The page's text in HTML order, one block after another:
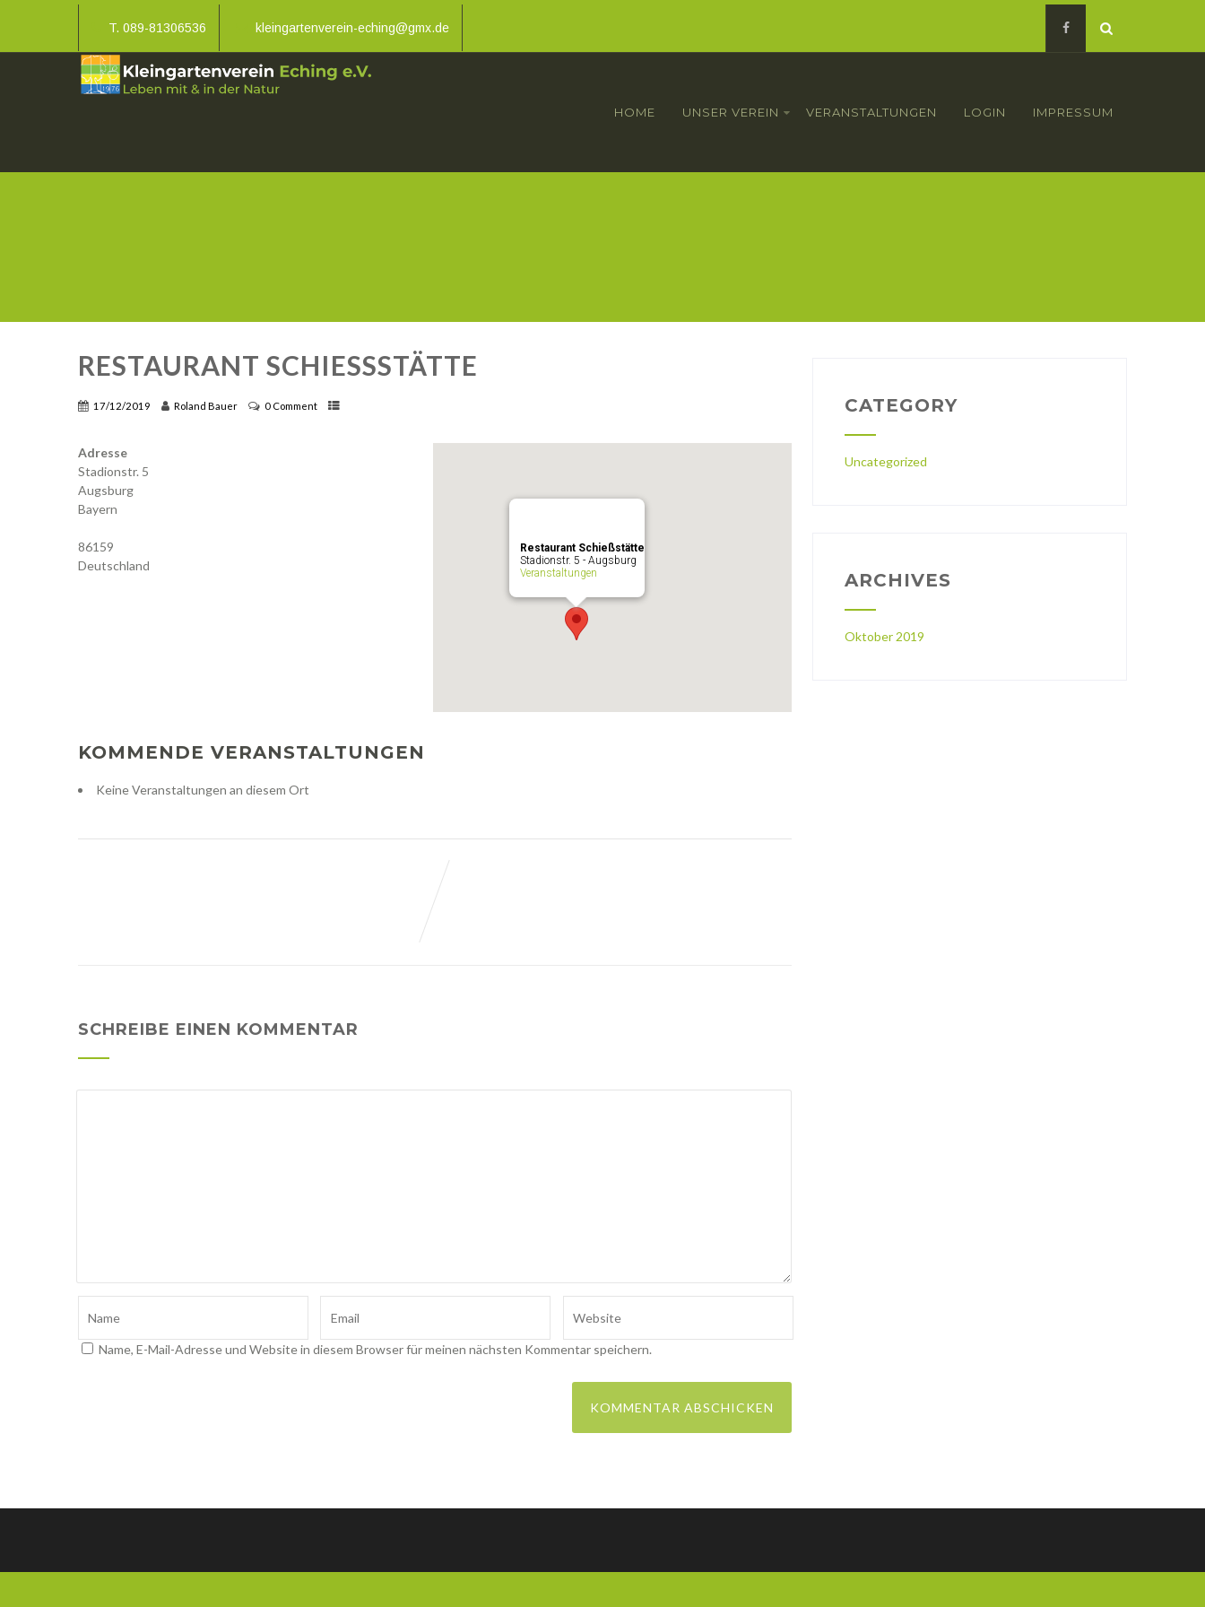
T. 089-81306536 kleingartenverein-eching@gmx.de
HOME UNSER VEREIN VERANSTALTUNGEN LOGIN IMPRESSUM
RESTAURANT SCHIESSSTÄTTE
17/12/2019 Roland Bauer 0 Comment
Restaurant Schießstätte
Stadionstr. 5 - Augsburg
Veranstaltungen
Adresse
Stadionstr. 5
Augsburg
Bayern
86159
Deutschland
KOMMENDE VERANSTALTUNGEN
Keine Veranstaltungen an diesem Ort
SCHREIBE EINEN KOMMENTAR
Name, E-Mail-Adresse und Website in diesem Browser für meinen nächsten Kommentar speichern.
CATEGORY
Uncategorized
ARCHIVES
Oktober 2019